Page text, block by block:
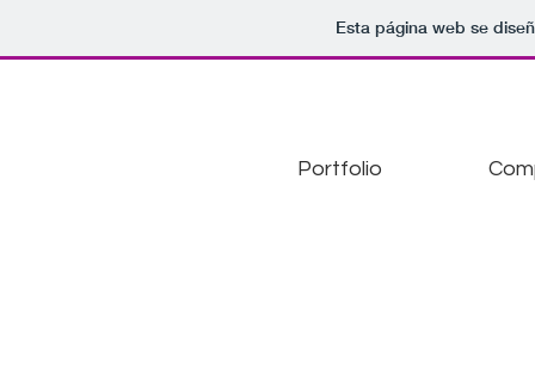
Esta página web se
Portfolio